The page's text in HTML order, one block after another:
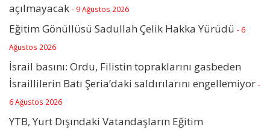
açılmayacak - 9 Ağustos 2026
Eğitim Gönüllüsü Sadullah Çelik Hakka Yürüdü - 6
Ağustos 2026
İsrail basını: Ordu, Filistin topraklarını gasbeden
İsraillilerin Batı Şeria’daki saldırılarını engellemiyor -
6 Ağustos 2026
YTB, Yurt Dışındaki Vatandaşların Eğitim